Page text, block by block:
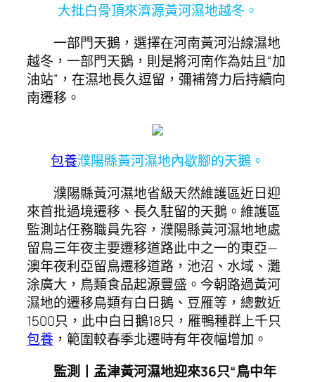
大批白骨頂來濟源黃河濕地越冬。
一部門天鵝，選擇在河南黃河沿線濕地
越冬，一部門天鵝，則是將河南作為姑且“加
油站”，在濕地長久逗留，彌補膂力后持續向
南遷移。
包養濮陽縣黃河濕地內歇腳的天鵝。
濮陽縣黃河濕地省級天然維護區近日迎
來首批過境遷移、長久駐留的天鵝。維護區
監測站任務職員先容，濮陽縣黃河濕地地處
留鳥三年夜主要遷移道路此中之一的東亞—
澳年夜利亞留鳥遷移道路，池沼、水域、灘
涂廣大，鳥類食品起源豐盛。今朝路過黃河
濕地的遷移鳥類有白日鵝、豆雁等，總數近
1500只，此中白日鵝18只，雁鴨種群上千只
包養 ，範圍較春季北遷時有年夜幅增加。
監測 丨 孟津黃河濕地迎來36只“鳥中年